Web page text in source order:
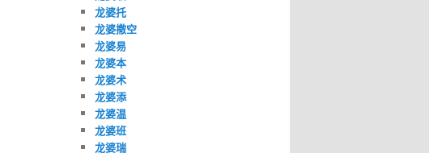
龙婆托
龙婆撒空
龙婆易
龙婆本
龙婆术
龙婆添
龙婆温
龙婆班
龙婆瑞